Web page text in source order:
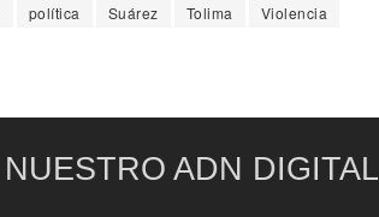
política Suárez Tolima Violencia
NUESTRO ADN DIGITAL